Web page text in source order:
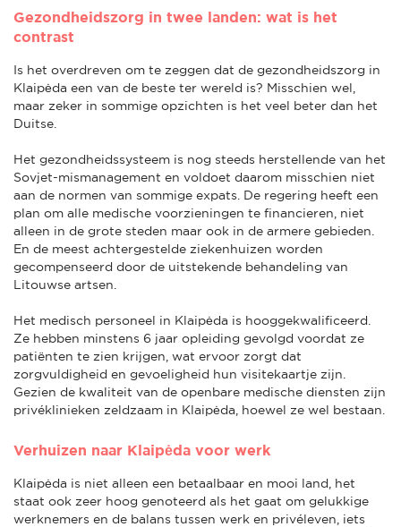
Gezondheidszorg in twee landen: wat is het
contrast
Is het overdreven om te zeggen dat de gezondheidszorg in
Klaipėda een van de beste ter wereld is? Misschien wel,
maar zeker in sommige opzichten is het veel beter dan het
Duitse.
Het gezondheidssysteem is nog steeds herstellende van het
Sovjet-mismanagement en voldoet daarom misschien niet
aan de normen van sommige expats. De regering heeft een
plan om alle medische voorzieningen te financieren, niet
alleen in de grote steden maar ook in de armere gebieden.
En de meest achtergestelde ziekenhuizen worden
gecompenseerd door de uitstekende behandeling van
Litouwse artsen.
Het medisch personeel in Klaipėda is hooggekwalificeerd.
Ze hebben minstens 6 jaar opleiding gevolgd voordat ze
patiënten te zien krijgen, wat ervoor zorgt dat
zorgvuldigheid en gevoeligheid hun visitekaartje zijn.
Gezien de kwaliteit van de openbare medische diensten zijn
privéklinieken zeldzaam in Klaipėda, hoewel ze wel bestaan.
Verhuizen naar Klaipėda voor werk
Klaipėda is niet alleen een betaalbaar en mooi land, het
staat ook zeer hoog genoteerd als het gaat om gelukkige
werknemers en de balans tussen werk en privéleven, iets